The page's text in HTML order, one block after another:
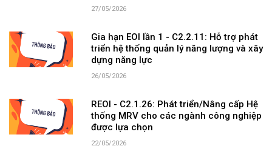
27/05/2026
Gia hạn EOI lần 1 - C2.2.11: Hỗ trợ phát
triển hệ thống quản lý năng lượng và xây
dựng năng lực
26/05/2026
REOI - C2.1.26: Phát triển/Nâng cấp Hệ
thống MRV cho các ngành công nghiệp
được lựa chọn
22/05/2026